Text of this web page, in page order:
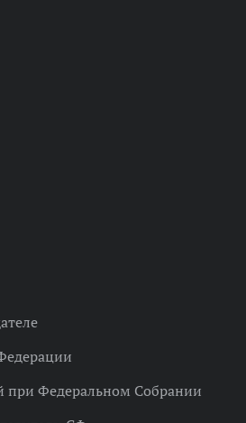
при Федеральном Собрании